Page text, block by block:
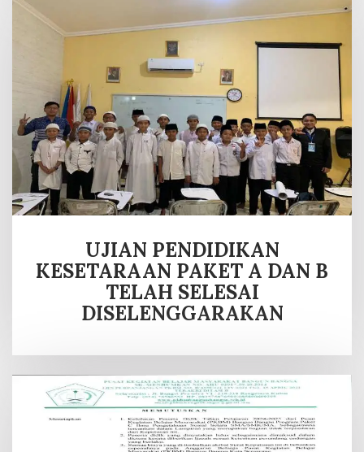
UJIAN PENDIDIKAN
KESETARAAN PAKET A DAN B
TELAH SELESAI
DISELENGGARAKAN